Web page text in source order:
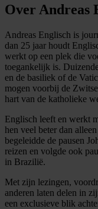
Over Andreas
Andreas Englisch is
dan 25 jaar houdt
werkt op een plek die
toegankelijk is.
en de basiliek of de
mogen voorbij de
hart van de katholieke
Englisch leeft en werkt
hen veel beter dan
begeleidde de pausen
reizen en volgde ook
in Brazilië.
Met zijn lezingen,
anderen laten delen in
een exclusieve blik